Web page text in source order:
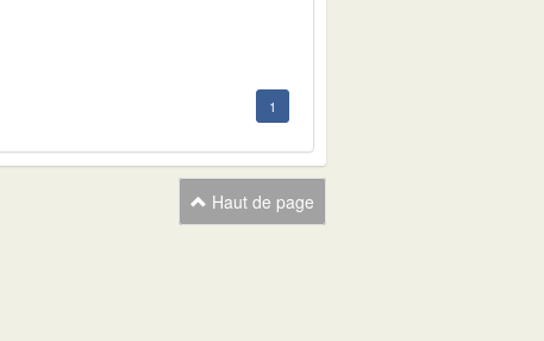
1
Haut de page